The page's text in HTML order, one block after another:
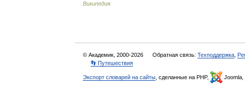
Википедия
© Академик, 2000-2026 Обратная связь: Техподдержка
👣 Путешествия
Экспорт словарей на сайты , сделанные на PHP, Joomla,